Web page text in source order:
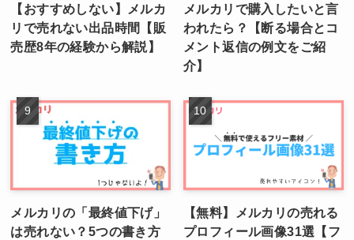
【おすすめしない】メルカ
リで売れない出品時間【販
売歴8年の経験から解説】
メルカリで購入したいと言
われたら？【断る場合とコ
メント返信の例文をご紹
介】
メルカリの「最終値下げ」
は売れない？5つの書き方
【無料】メルカリの売れる
プロフィール画像31選【フ